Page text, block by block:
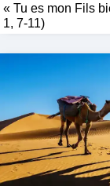
« Tu es mon Fils
1, 7-11)